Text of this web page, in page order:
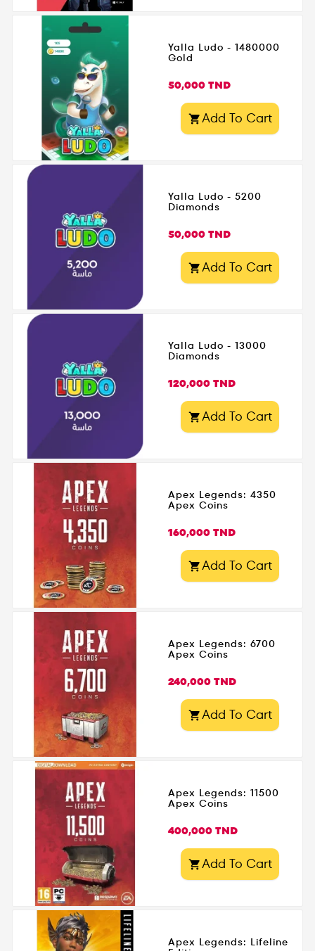
Yalla Ludo - 1480000
Gold
Prix
50,000 TND
Add To Cart
Yalla Ludo - 5200
Diamonds
Prix
50,000 TND
Add To Cart
Yalla Ludo - 13000
Diamonds
Prix
120,000 TND
Add To Cart
Apex Legends: 4350
Apex Coins
Prix
160,000 TND
Add To Cart
Apex Legends: 6700
Apex Coins
Prix
240,000 TND
Add To Cart
Apex Legends: 11500
Apex Coins
Prix
400,000 TND
Add To Cart
Apex Legends: Lifeline